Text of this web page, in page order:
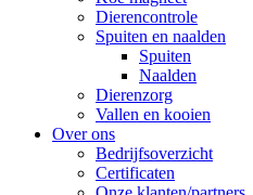
Dierencontrole
Spuiten en naalden
Spuiten
Naalden
Dierenzorg
Vallen en kooien
Over ons
Bedrijfsoverzicht
Certificaten